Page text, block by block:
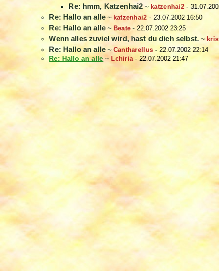
Re: hmm, Katzenhai2~ katzenhai2-
Re: Hallo an alle~ katzenhai2 - 23.07.2002 16:50
Re: Hallo an alle~ Beate -22.07.2002 23:25
Wenn alles zuviel wird, hast du dich selbst.~
Re: Hallo an alle~ Cantharellus -22.07.2002 22:14
Re: Hallo an alle~ Lchiria - 22.07.2002 21:47